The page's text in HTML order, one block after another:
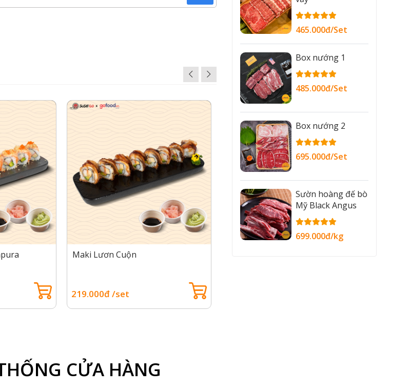
Maki Lươn Cuộn
219.000đ /set
465.000đ/Set
Box nướng 1
485.000đ/Set
Box nướng 2
695.000đ/Set
Sườn hoàng đế bò
Mỹ Black Angus
699.000đ/kg
CỬA HÀNG